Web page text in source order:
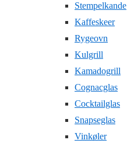
Stempelkande
Kaffeskeer
Rygeovn
Kulgrill
Kamadogrill
Cognacglas
Cocktailglas
Snapseglas
Vinkøler